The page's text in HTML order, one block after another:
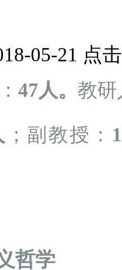
05-21 点
47人。 教研
；副教授： 1
哲学